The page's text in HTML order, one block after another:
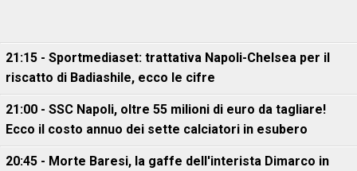
21:15 - Sportmediaset: trattativa Napoli-Chelsea per il
riscatto di Badiashile, ecco le cifre
21:00 - SSC Napoli, oltre 55 milioni di euro da tagliare!
Ecco il costo annuo dei sette calciatori in esubero
20:45 - Morte Baresi, la gaffe dell'interista Dimarco in